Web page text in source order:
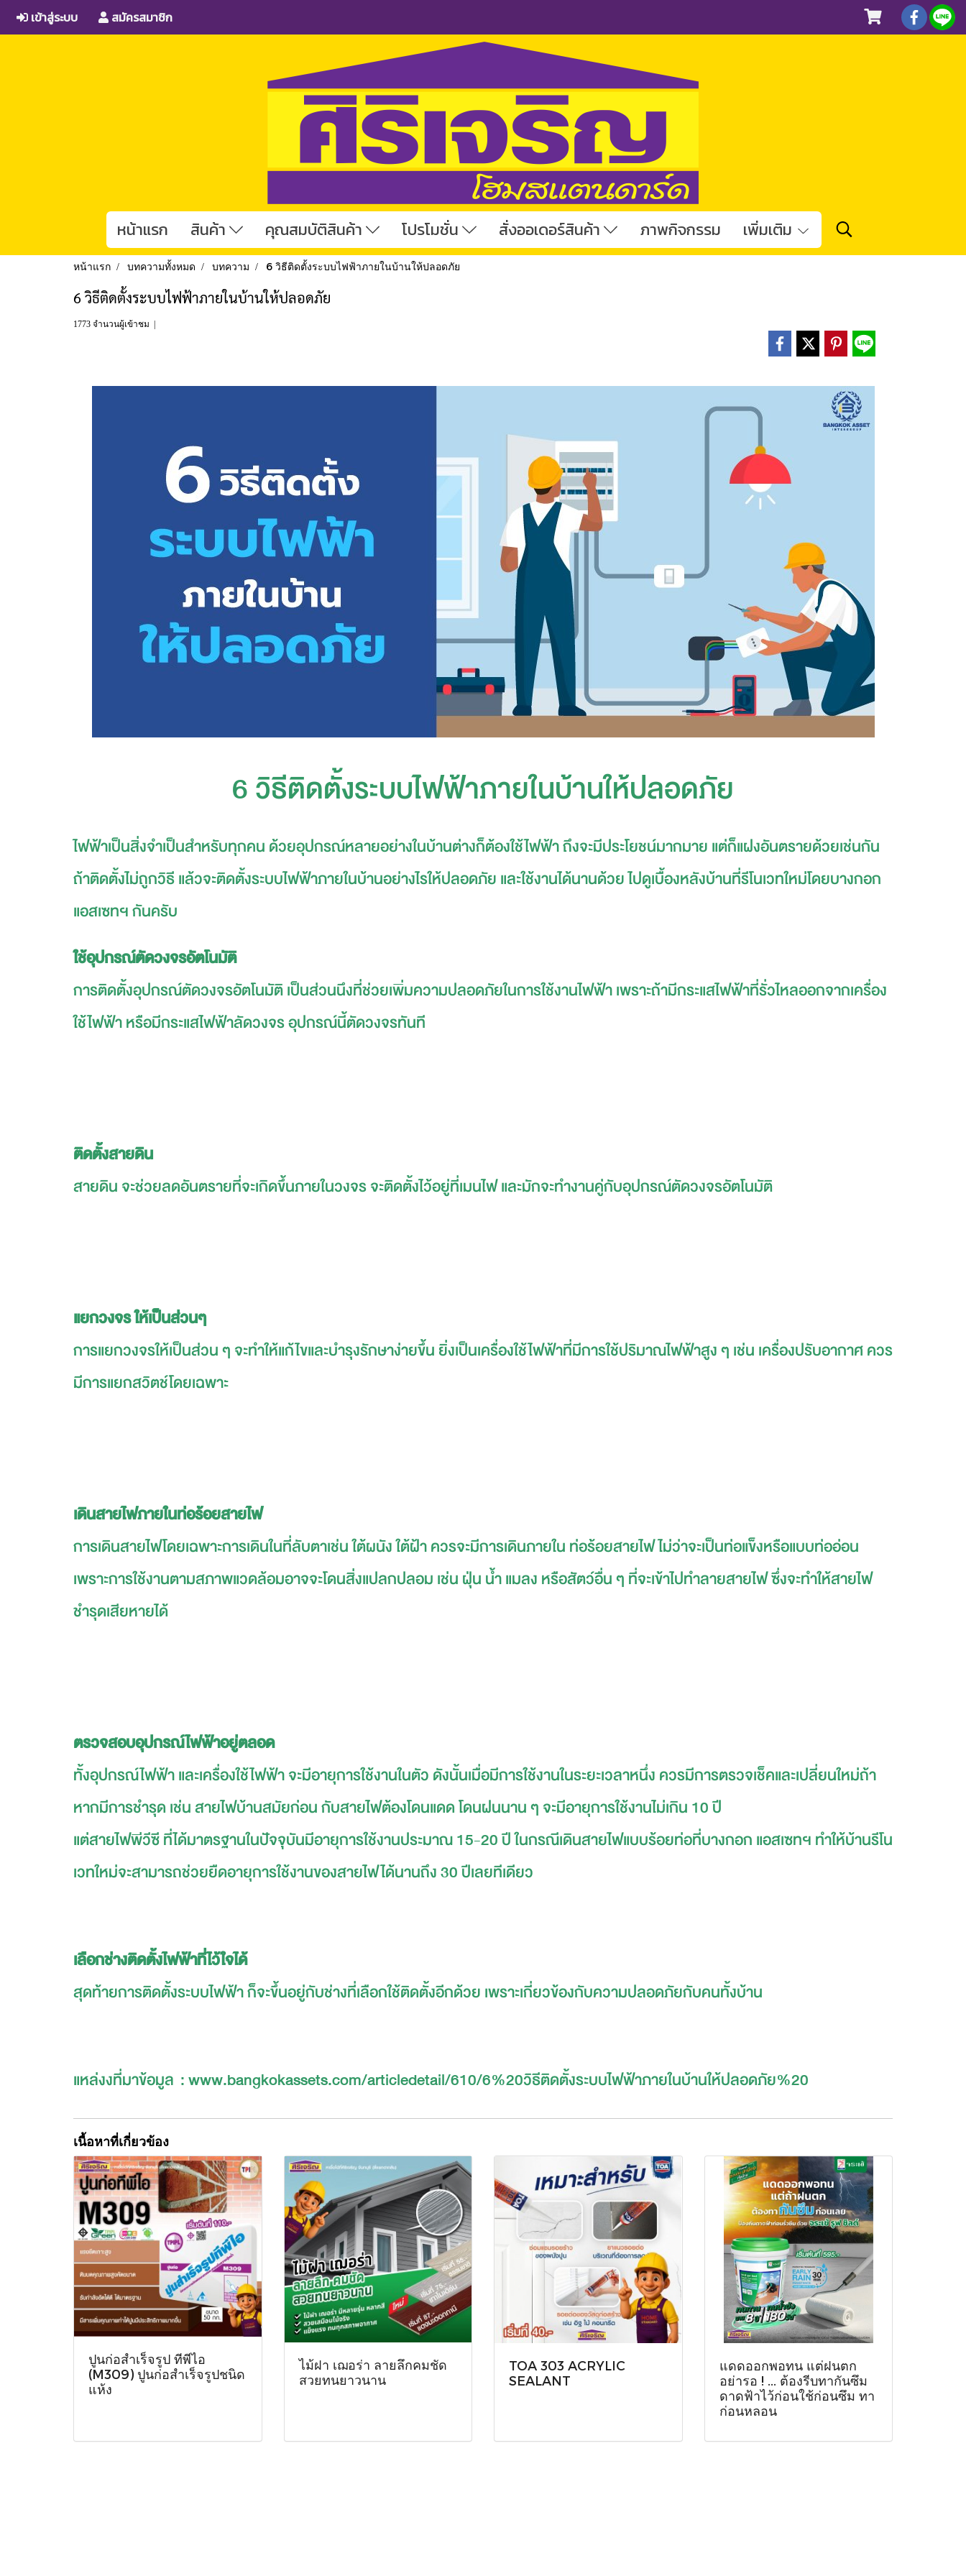
เข้าสู่ระบบ สมัครสมาชิก
หน้าแรก สินค้า คุณสมบัติสินค้า โปรโมชั่น สั่งออเดอร์สินค้า ภาพกิจกรรม เพิ่มเติม
หน้าแรก บทความทั้งหมด บทความ 6 วิธีติดตั้งระบบไฟฟ้าภายในบ้านให้ปลอดภัย
6 วิธีติดตั้งระบบไฟฟ้าภายในบ้านให้ปลอดภัย
1773 จำนวนผู้เข้าชม
6 วิธีติดตั้งระบบไฟฟ้าภายในบ้านให้ปลอดภัย
ไฟฟ้าเป็นสิ่งจำเป็นสำหรับทุกคน ด้วยอุปกรณ์หลายอย่างในบ้านต่างก็ต้องใช้ไฟฟ้า ถึงจะมีประโยชน์มากมาย แต่ก็แฝงอันตรายด้วยเช่นกัน
ถ้าติดตั้งไม่ถูกวิธี แล้วจะติดตั้งระบบไฟฟ้าภายในบ้านอย่างไรให้ปลอดภัย และใช้งานได้นานด้วย ไปดูเบื้องหลังบ้านที่รีโนเวทใหม่โดยบางกอก
แอสเซทฯ กันครับ
ใช้อุปกรณ์ตัดวงจรอัตโนมัติ
การติดตั้งอุปกรณ์ตัดวงจรอัตโนมัติ เป็นส่วนนึงที่ช่วยเพิ่มความปลอดภัยในการใช้งานไฟฟ้า เพราะถ้ามีกระแสไฟฟ้าที่รั่วไหลออกจากเครื่อง
ใช้ไฟฟ้า หรือมีกระแสไฟฟ้าลัดวงจร อุปกรณ์นี้ตัดวงจรทันที
ติดตั้งสายดิน
สายดิน จะช่วยลดอันตรายที่จะเกิดขึ้นภายในวงจร จะติดตั้งไว้อยู่ที่เมนไฟ และมักจะทำงานคู่กับอุปกรณ์ตัดวงจรอัตโนมัติ
แยกวงจร ให้เป็นส่วนๆ
การแยกวงจรให้เป็นส่วน ๆ จะทำให้แก้ไขและบำรุงรักษาง่ายขึ้น ยิ่งเป็นเครื่องใช้ไฟฟ้าที่มีการใช้ปริมาณไฟฟ้าสูง ๆ เช่น เครื่องปรับอากาศ ควร
มีการแยกสวิตช์โดยเฉพาะ
เดินสายไฟภายในท่อร้อยสายไฟ
การเดินสายไฟโดยเฉพาะการเดินในที่ลับตาเช่น ใต้ผนัง ใต้ฝ้า ควรจะมีการเดินภายใน ท่อร้อยสายไฟ ไม่ว่าจะเป็นท่อแข็งหรือแบบท่ออ่อน
เพราะการใช้งานตามสภาพแวดล้อมอาจจะโดนสิ่งแปลกปลอม เช่น ฝุ่น น้ำ แมลง หรือสัตว์อื่น ๆ ที่จะเข้าไปทำลายสายไฟ ซึ่งจะทำให้สายไฟ
ชำรุดเสียหายได้
ตรวจสอบอุปกรณ์ไฟฟ้าอยู่ตลอด
ทั้งอุปกรณ์ไฟฟ้า และเครื่องใช้ไฟฟ้า จะมีอายุการใช้งานในตัว ดังนั้นเมื่อมีการใช้งานในระยะเวลาหนึ่ง ควรมีการตรวจเช็คและเปลี่ยนใหม่ถ้า
หากมีการชำรุด เช่น สายไฟบ้านสมัยก่อน กับสายไฟต้องโดนแดด โดนฝนนาน ๆ จะมีอายุการใช้งานไม่เกิน 10 ปี
แต่สายไฟพีวีซี ที่ได้มาตรฐานในปัจจุบันมีอายุการใช้งานประมาณ 15-20 ปี ในกรณีเดินสายไฟแบบร้อยท่อที่บางกอก แอสเซทฯ ทำให้บ้านรีโน
เวทใหม่จะสามารถช่วยยืดอายุการใช้งานของสายไฟได้นานถึง 30 ปีเลยทีเดียว
เลือกช่างติดตั้งไฟฟ้าที่ไว้ใจได้
สุดท้ายการติดตั้งระบบไฟฟ้า ก็จะขึ้นอยู่กับช่างที่เลือกใช้ติดตั้งอีกด้วย เพราะเกี่ยวข้องกับความปลอดภัยกับคนทั้งบ้าน
แหล่งงที่มาข้อมูล : www.bangkokassets.com/articledetail/610/6%20วิธีติดตั้งระบบไฟฟ้าภายในบ้านให้ปลอดภัย%20
เนื้อหาที่เกี่ยวข้อง
ปูนก่อสำเร็จรูป ทีพีไอ
(M309) ปูนก่อสำเร็จรูปชนิด
แห้ง
ไม้ฝา เฌอร่า ลายลึกคมชัด
สวยทนยาวนาน
TOA 303 ACRYLIC
SEALANT
แดดออกพอทน แต่ฝนตก
อย่ารอ ! ... ต้องรีบทากันซึม
ดาดฟ้าไว้ก่อนใช้ก่อนซึม ทา
ก่อนหลอน